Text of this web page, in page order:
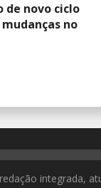
de novo ciclo
no
integrada,